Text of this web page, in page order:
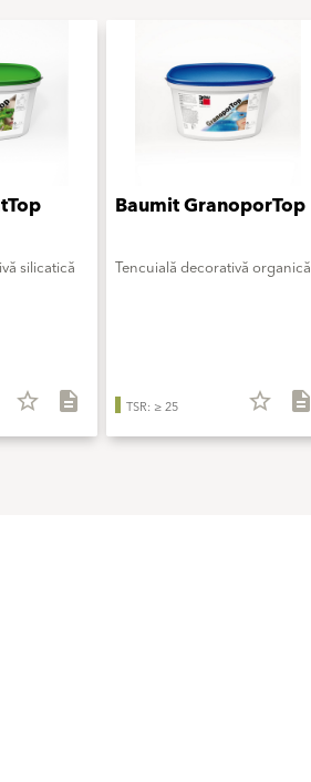
silicatică
star_border description
Baumit GranoporTop
Tencuială decorativă organică
TSR: ≥ 25 star_border description